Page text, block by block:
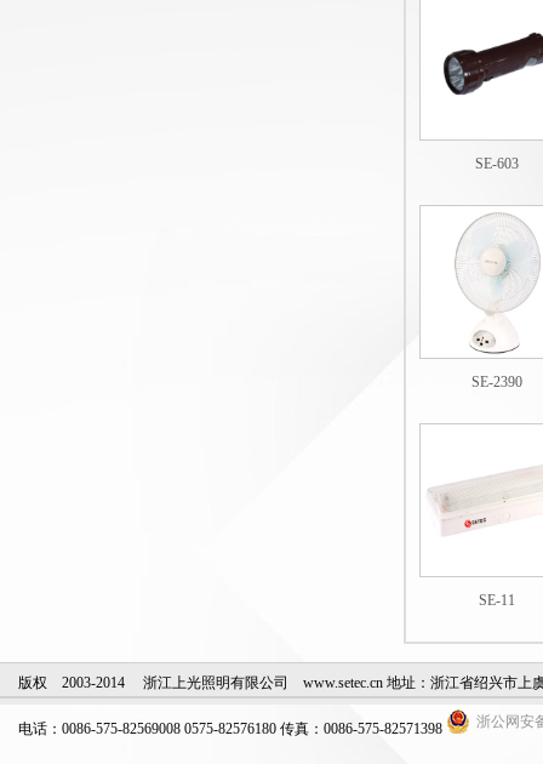
SE-603
SE-2390
SE-11
版权 2003-2014 浙江上光照明有限公司 www.setec.cn 地址：浙江省绍兴市上
电话：0086-575-82569008 0575-82576180 传真：0086-575-82571398 浙公网安